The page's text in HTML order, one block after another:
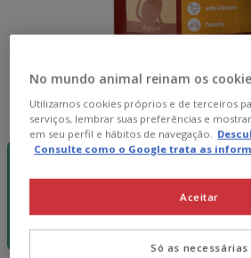
Peso:60 g
-10% extra
😻
1.69€
(28.17€ / kg)
-10% extra
😻
3.28€
(27.33€ / kg)
No mundo animal reinam os
Utilizamos cookies próprios e de terceiros
serviços, lembrar suas preferências e
em seu perfil e hábitos de navegação.
Consulte como o Google trata as
Só as necessárias
Aceitar